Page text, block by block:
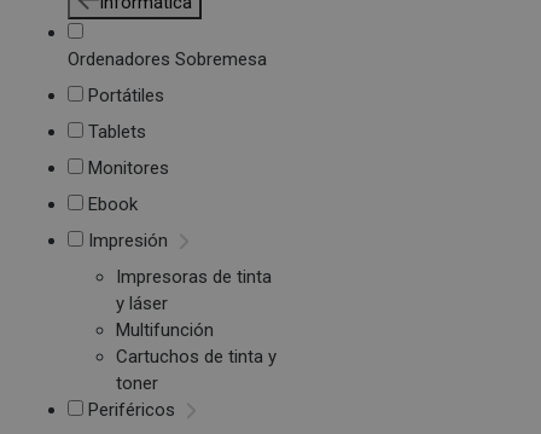
Ordenadores Sobremesa
Portátiles
Tablets
Monitores
Ebook
Impresión
Impresoras de tinta
y láser
Multifunción
Cartuchos de tinta y
toner
Periféricos